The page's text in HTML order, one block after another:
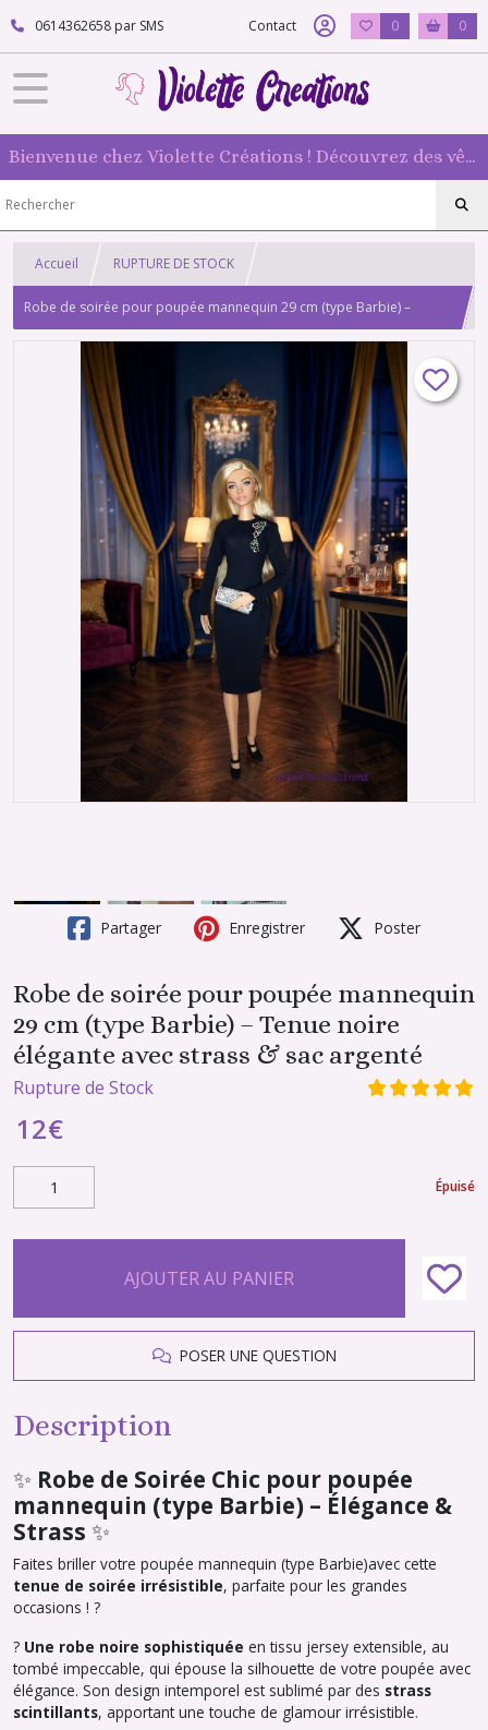
0614362658 par SMS Contact 0 0
Bienvenue chez Violette Créations ! Découvrez des vêtements faits main pour vos poupées mannequin : originaux et 100 % fabriqués en France
Accueil RUPTURE DE STOCK
Robe de soirée pour poupée mannequin 29 cm (type Barbie) –
Tenue noire élégante avec strass & sac argenté
Partager Enregistrer Poster
Robe de soirée pour poupée mannequin
29 cm (type Barbie) – Tenue noire
élégante avec strass & sac argenté
Rupture de Stock
12€
Épuisé
AJOUTER AU PANIER
POSER UNE QUESTION
Description
✨ Robe de Soirée Chic pour poupée
mannequin (type Barbie) – Élégance &
Strass ✨
Faites briller votre poupée mannequin (type Barbie)avec cette
tenue de soirée irrésistible, parfaite pour les grandes
occasions ! ?
? Une robe noire sophistiquée en tissu jersey extensible, au
tombé impeccable, qui épouse la silhouette de votre poupée avec
élégance. Son design intemporel est sublimé par des strass
scintillants, apportant une touche de glamour irrésistible.